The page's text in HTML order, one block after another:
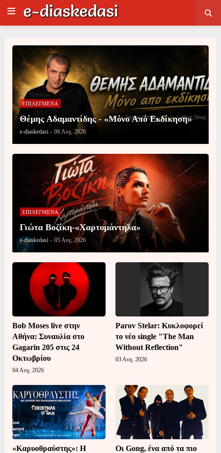
ΕΠΙΛΕΓΜΕΝΑ
Θέμης Αδαμαντίδης - «Μόνο Από Εκδίκηση»
e-diaskedasi - 06 Αυγ, 2026
ΕΠΙΛΕΓΜΕΝΑ
Γιώτα Βοζίκη-«Χαρτομάντηλα»
e-diaskedasi - 05 Αυγ, 2026
Bob Moses live στην
Αθήνα: Συναυλία στο
Gagarin 205 στις 24
Οκτωβρίου
04 Αυγ, 2026
Parov Stelar: Κυκλοφορεί
το νέο single "The Man
Without Reflection"
03 Αυγ, 2026
«Καρυοθραύστης»: Η
Οι Gong, ένα από τα πιο